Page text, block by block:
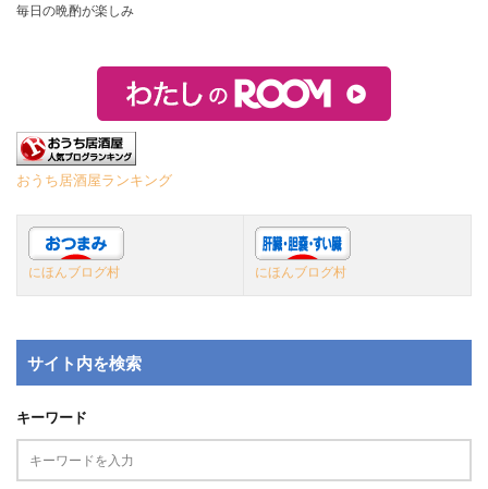
毎日の晩酌が楽しみ
おうち居酒屋ランキング
にほんブログ村 にほんブログ村
サイト内を検索
キーワード